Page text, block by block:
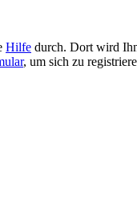
Hilfe durch. Dort wird
, um sich zu